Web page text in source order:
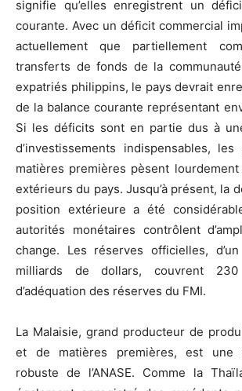
signifie qu’elles enregistrent un
courante. Avec un déficit commercial
actuellement que partiellement
transferts de fonds de la
expatriés philippins, le pays devrait
de la balance courante représentant
Si les déficits sont en partie dus à
d’investissements indispensables,
matières premières pèsent
extérieurs du pays. Jusqu’à présent, la
position extérieure a été
autorités monétaires contrôlent
change. Les réserves officielles,
milliards de dollars, couvrent
d’adéquation des réserves du FMI.
La Malaisie, grand producteur de
et de matières premières, est une
robuste de l’ANASE. Comme la